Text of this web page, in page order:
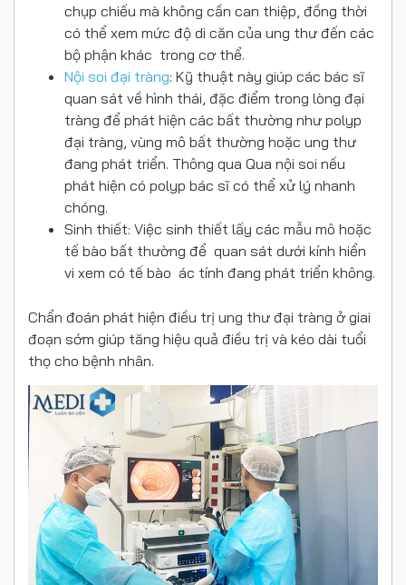
chụp chiếu mà không cần can thiệp, đồng thời
có thể xem mức độ di căn của ung thư đến các
bộ phận khác trong cơ thể.
Nội soi đại tràng: Kỹ thuật này giúp các bác sĩ
quan sát về hình thái, đặc điểm trong lòng đại
tràng để phát hiện các bất thường như polyp
đại tràng, vùng mô bất thường hoặc ung thư
đang phát triển. Thông qua Qua nội soi nếu
phát hiện có polyp bác sĩ có thể xử lý nhanh
chóng.
Sinh thiết: Việc sinh thiết lấy các mẫu mô hoặc
tế bào bất thường để quan sát dưới kính hiển
vi xem có tế bào ác tính đang phát triển không.
Chẩn đoán phát hiện điều trị ung thư đại tràng ở giai
đoạn sớm giúp tăng hiệu quả điều trị và kéo dài tuổi
thọ cho bệnh nhân.